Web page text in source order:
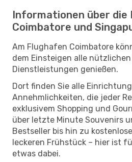
Informationen über die
Coimbatore und
Am Flughafen Coimbatore
dem Einsteigen alle
Dienstleistungen genießen.
Dort finden Sie alle
Annehmlichkeiten, die jeder
exklusivem Shopping und
über letzte Minute Souvenirs
Bestseller bis hin zu
leckeren Frühstück – hier ist
etwas dabei.